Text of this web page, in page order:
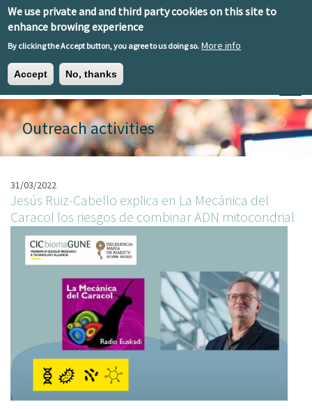
We use private and and third party cookies on this site to
enhance browing experience
By clicking the Accept button, you agree to us doing so. More info
Accept No, thanks
Skip to main content
Toggle
EN ESEU
Outreach activities
31/03/2022
Jesús Ruiz-Cabello explica en La Mecánica del
Caracol los riesgos de combinar ADN mitocondrial